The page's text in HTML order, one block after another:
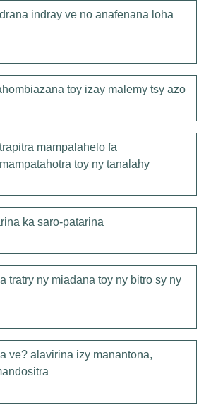
indray ve no anafenana loha
toy izay malemy tsy azo
mampalahelo fa
toy ny tanalahy
ka saro-patarina
tratry ny miadana toy ny bitro sy ny
ve? alavirina izy manantona,